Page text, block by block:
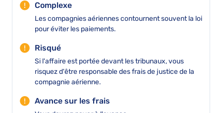
Complexe
Les compagnies aériennes contournent souvent la loi
pour éviter les paiements.
Risqué
Si l'affaire est portée devant les tribunaux, vous
risquez d'être responsable des frais de justice de la
compagnie aérienne.
Avance sur les frais